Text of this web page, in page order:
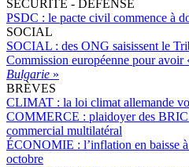
SÉCURITÉ - DÉFENSE
PSDC : le pacte civil commence à
SOCIAL
SOCIAL : des ONG saisissent le
Commission européenne pour avoir
Bulgarie »
BRÈVES
CLIMAT : la loi climat allemande
COMMERCE : plaidoyer des
commercial multilatéral
ÉCONOMIE : l’inflation en baisse
octobre